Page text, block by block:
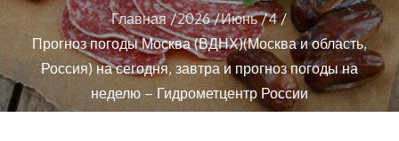
Главная 2026 Июнь 4
Прогноз погоды Москва (ВДНХ)(Москва и область,
Россия) на сегодня, завтра и прогноз погоды на
неделю – Гидрометцентр России